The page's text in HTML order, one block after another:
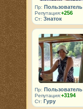
Пр: Пользователь
Репутация:+256
Ст: Знаток
Пр: Пользователь
Репутация:+3194
Ст: Гуру